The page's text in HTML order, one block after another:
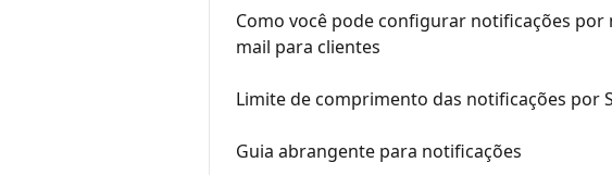
Como você pode configurar notificações por
mail para clientes
Limite de comprimento das notificações por
Guia abrangente para notificações